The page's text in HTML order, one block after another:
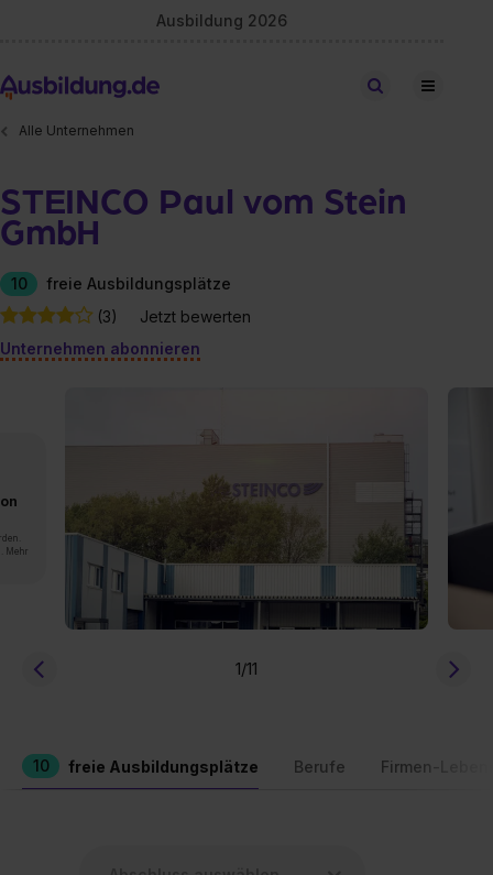
Ausbildung 2026
Stellen finden
Alle Unternehmen
STEINCO Paul vom Stein
GmbH
10
freie Ausbildungsplätze
(3)
Jetzt bewerten
Unternehmen abonnieren
Mehr
1/11
10 freie Ausbildungsplätze Berufe Firmen-